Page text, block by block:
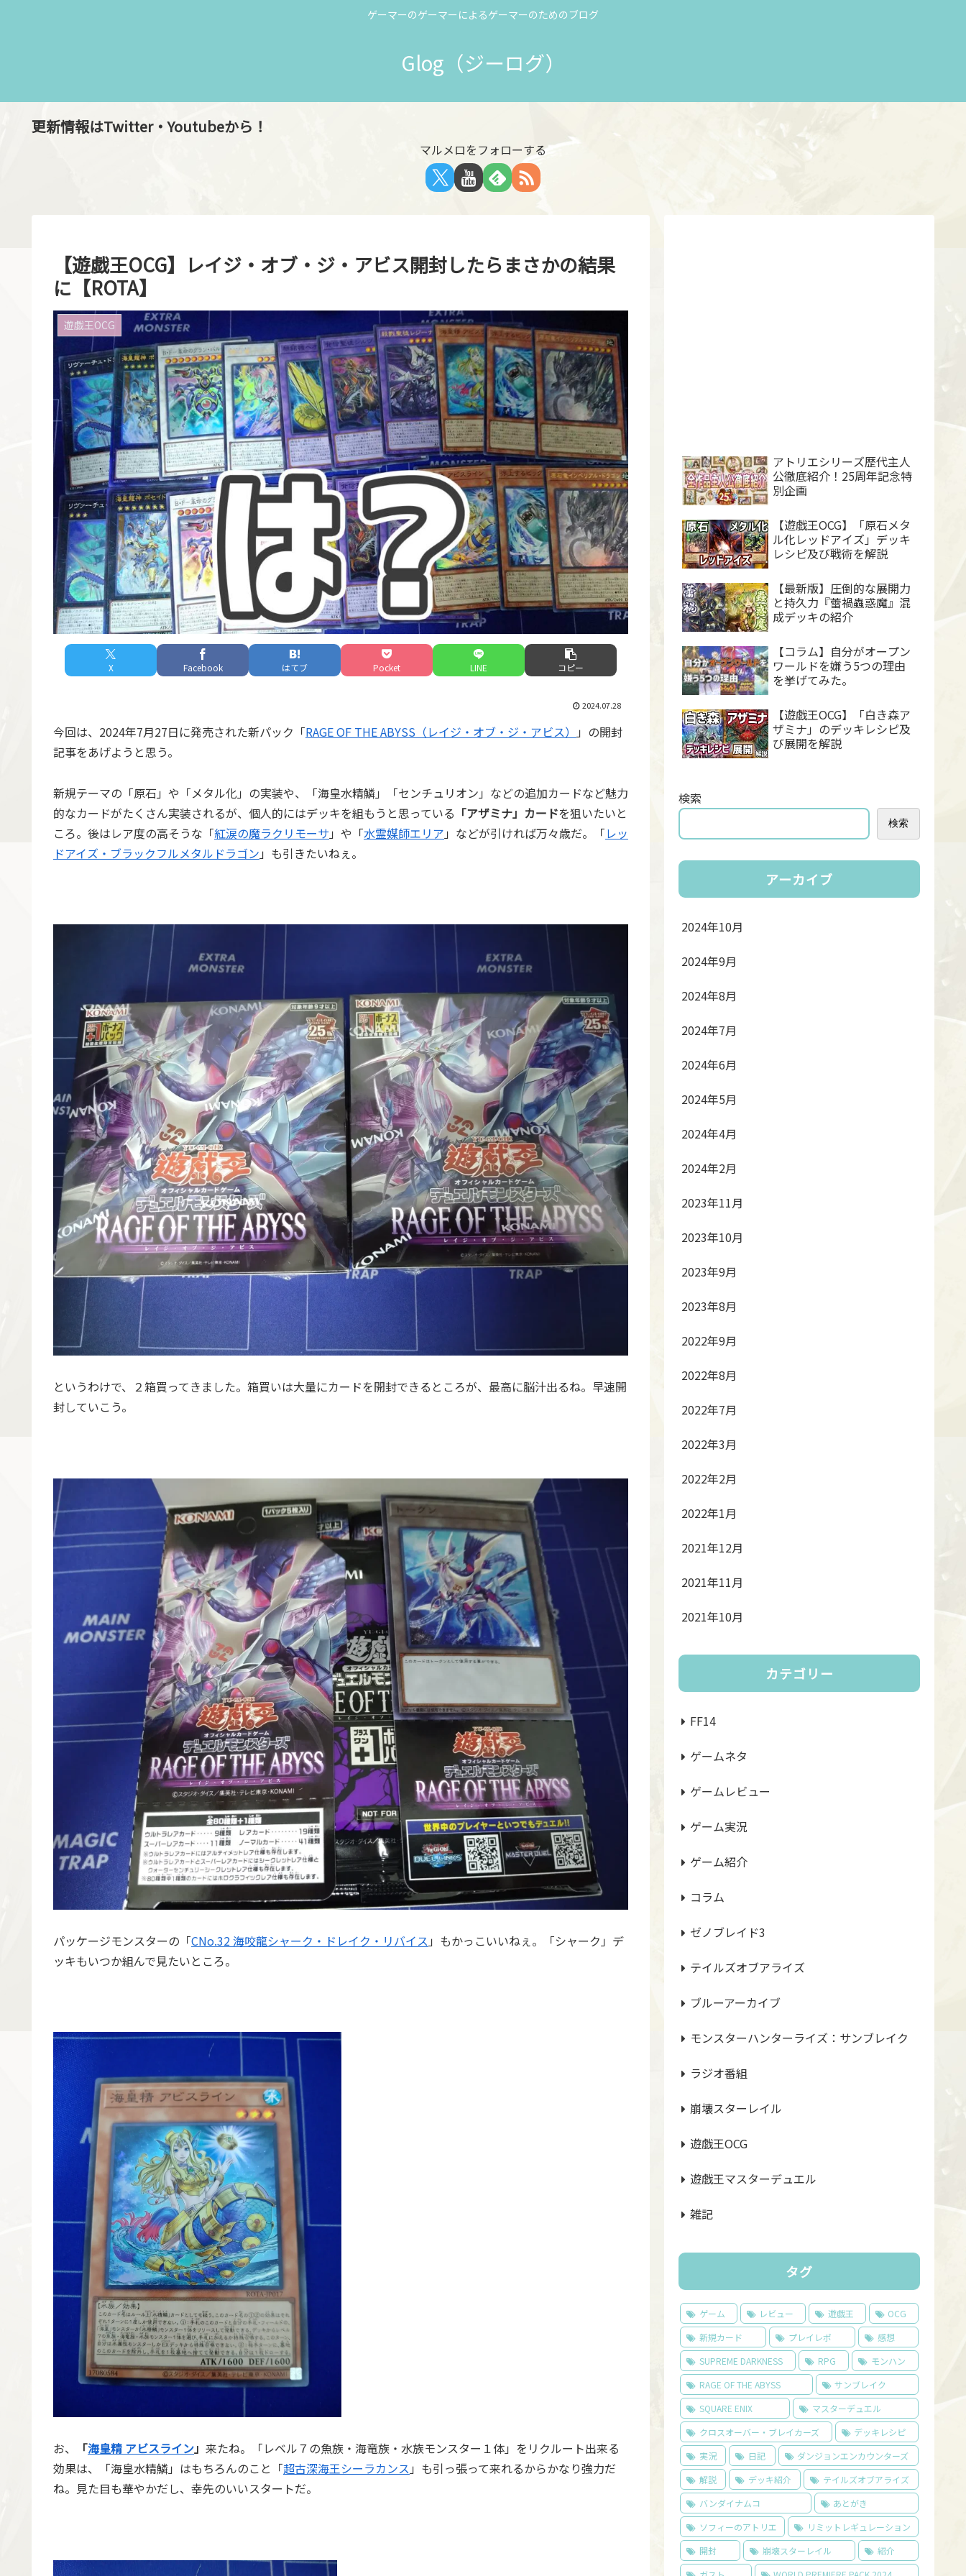
ゲーマーのゲーマーによるゲーマーのためのブログ
Glog（ジーログ）
更新情報はTwitter・Youtubeから！
マルメロをフォローする
【遊戯王OCG】レイジ・オブ・ジ・アビス開封したらまさかの結果
に【ROTA】
遊戯王OCG
X Facebook はてブ Pocket LINE コピー
2024.07.28
今回は、2024年7月27日に発売された新パック「RAGE OF THE ABYSS（レイジ・オブ・ジ・アビス）
」の開封
記事をあげようと思う。
新規テーマの「原石」や「メタル化」の実装や、「海皇水精鱗」「センチュリオン」などの追加カードなど魅力
的なカードがたくさん実装されるが、個人的にはデッキを組もうと思っている 「アザミナ」カードを狙いたいと
ころ。後はレア度の高そうな「紅涙の魔ラクリモーサ」や「水霊媒師エリア 」などが引ければ万々歳だ。「レッ
ドアイズ・ブラックフルメタルドラゴン 」も引きたいねぇ。
というわけで、２箱買ってきました。箱買いは大量にカードを開封できるところが、最高に脳汁出るね。早速開
封していこう。
パッケージモンスターの「CNo.32 海咬龍シャーク・ドレイク・リバイス 」もかっこいいねぇ。「シャーク」デ
ッキもいつか組んで見たいところ。
お、 「海皇精 アビスライン」 来たね。「レベル７の魚族・海竜族・水族モンスター１体」をリクルート出来る
効果は、「海皇水精鱗」はもちろんのこと「超古深海王シーラカンス 」も引っ張って来れるからかなり強力だ
ね。見た目も華やかだし、幸先のいいスタートだ。
アトリエシリーズ歴代主人
公徹底紹介！25周年記念特
別企画
【遊戯王OCG】「原石メタ
ル化レッドアイズ」デッキ
レシピ及び戦術を解説
【最新版】圧倒的な展開力
と持久力『蕾禍蟲惑魔』混
成デッキの紹介
【コラム】自分がオープン
ワールドを嫌う5つの理由
を挙げてみた。
【遊戯王OCG】「白き森ア
ザミナ」のデッキレシピ及
び展開を解説
検索
検索
アーカイブ
2024年10月
2024年9月
2024年8月
2024年7月
2024年6月
2024年5月
2024年4月
2024年2月
2023年11月
2023年10月
2023年9月
2023年8月
2022年9月
2022年8月
2022年7月
2022年3月
2022年2月
2022年1月
2021年12月
2021年11月
2021年10月
カテゴリー
FF14
ゲームネタ
ゲームレビュー
ゲーム実況
ゲーム紹介
コラム
ゼノブレイド3
テイルズオブアライズ
ブルーアーカイブ
モンスターハンターライズ：サンブレイク
ラジオ番組
崩壊スターレイル
遊戯王OCG
遊戯王マスターデュエル
雑記
タグ
ゲーム レビュー 遊戯王
OCG
新規カード
プレイレポ
感想
SUPREME DARKNESS
RPG
モンハン
RAGE OF THE ABYSS
サンブレイク
SQUARE ENIX
マスターデュエル
クロスオーバー・ブレイカーズ
デッキレシピ
実況
日記
ダンジョンエンカウンターズ
解説
デッキ紹介
テイルズオブアライズ
バンダイナムコ
あとがき
ソフィーのアトリエ
リミットレギュレーション
開封
崩壊スターレイル
紹介